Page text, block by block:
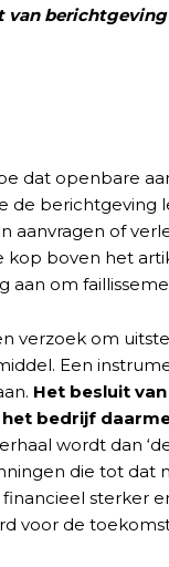
van
dat openbare
de berichtgeving
aanvragen of
boven het
aan om
verzoek om
Een
Het besluit
bedrijf
wordt dan
die tot dat
sterker
voor de